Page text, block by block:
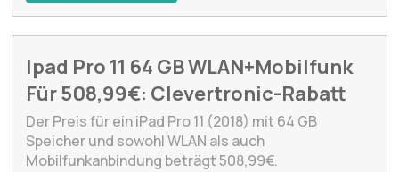
Ipad Pro 11 64 GB WLAN+Mobilfunk
Für 508,99€: Clevertronic-Rabatt
Der Preis für ein iPad Pro 11 (2018) mit 64 GB
Speicher und sowohl WLAN als auch
Mobilfunkanbindung beträgt 508,99€.